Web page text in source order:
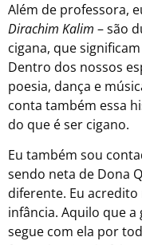
Além de professora,
Dirachim Kalim – são
cigana, que significam
Dentro dos nossos
poesia, dança e
conta também essa
do que é ser cigano.
Eu também sou
sendo neta de Dona
diferente. Eu
infância. Aquilo que
segue com ela por